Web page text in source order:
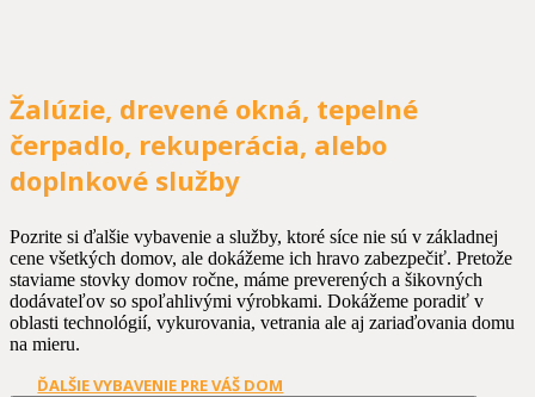
Žalúzie, drevené okná, tepelné
čerpadlo, rekuperácia, alebo
doplnkové služby
Pozrite si ďalšie vybavenie a služby, ktoré síce nie sú v základnej
cene všetkých domov, ale dokážeme ich hravo zabezpečiť. Pretože
staviame stovky domov ročne, máme preverených a šikovných
dodávateľov so spoľahlivými výrobkami. Dokážeme poradiť v
oblasti technológií, vykurovania, vetrania ale aj zariaďovania domu
na mieru.
ĎALŠIE VYBAVENIE PRE VÁŠ DOM